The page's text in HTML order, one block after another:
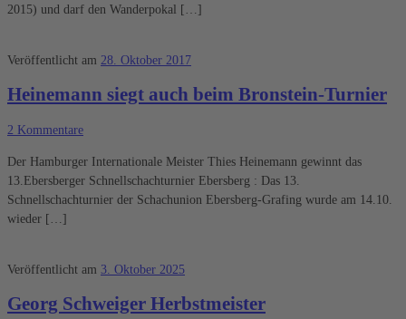
2015) und darf den Wanderpokal […]
Veröffentlicht am 28. Oktober 2017
Heinemann siegt auch beim Bronstein-Turnier
2 Kommentare
Der Hamburger Internationale Meister Thies Heinemann gewinnt das
13.Ebersberger Schnellschachturnier Ebersberg : Das 13.
Schnellschachturnier der Schachunion Ebersberg-Grafing wurde am 14.10.
wieder […]
Veröffentlicht am 3. Oktober 2025
Georg Schweiger Herbstmeister